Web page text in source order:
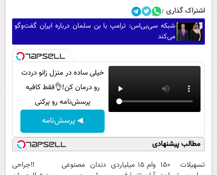
اشتراک گذاری :
شبکه سی‌بی‌اس: ترامپ با بن سلمان درباره ایران گفت‌وگو
می‌کند
خیلی ساده در منزل زانو دردت
رو درمان کن!👌فقط کافیه
پرسش‌نامه رو پرکنی
◀ پرسش‌نامه
مطالب پیشنهادی
تسهیلات ۱۵۰
وام 15 میلیاردی دندان مصنوعی
‼️جراحی